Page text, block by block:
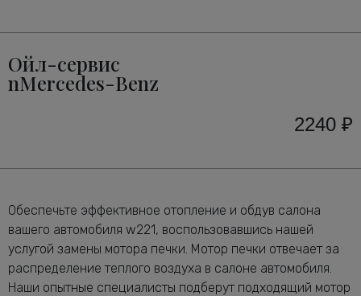
Ойл-сервис
nMercedes-Benz
2240 ₽
Обеспечьте эффективное отопление и обдув салона
вашего автомобиля w221, воспользовавшись нашей
услугой замены мотора печки. Мотор печки отвечает за
распределение теплого воздуха в салоне автомобиля.
Наши опытные специалисты подберут подходящий мотор